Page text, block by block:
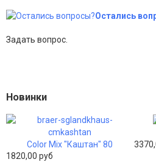
Остались
Задать вопрос.
Новинки
Color Mix "Каштан" 80
1820,00 руб